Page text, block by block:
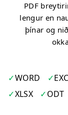
PDF
lengur en
þínar og
WORD
XLSX
ODT